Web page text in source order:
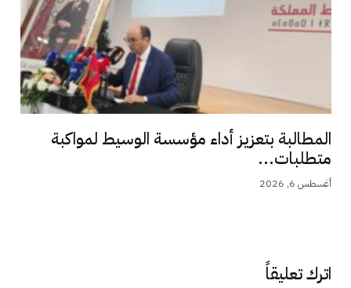
المطالبة بتعزيز أداء مؤسسة الوسيط لمواكبة
متطلبات...
أغسطس 6, 2026
اترك تعليقاً